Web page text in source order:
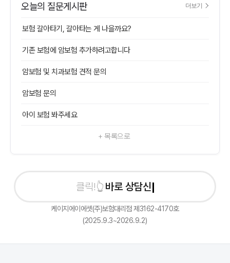
오늘의 질문게시판 더보기
보험 갈아타기, 갈아타는 게 나을까요?
기존 보험에 암보험 추가하려고합니다
암보험 및 치과보험 견적 문의
암보험 문의
아이 보험 봐주세요
+ 목록으로
바로 상담신청하기
케이지에이에셋(주)보험대리점 제3162-4170호
(2025.9.3~2026.9.2)